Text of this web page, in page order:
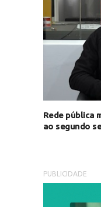
Rede pública
ao segundo
PUBLICIDADE